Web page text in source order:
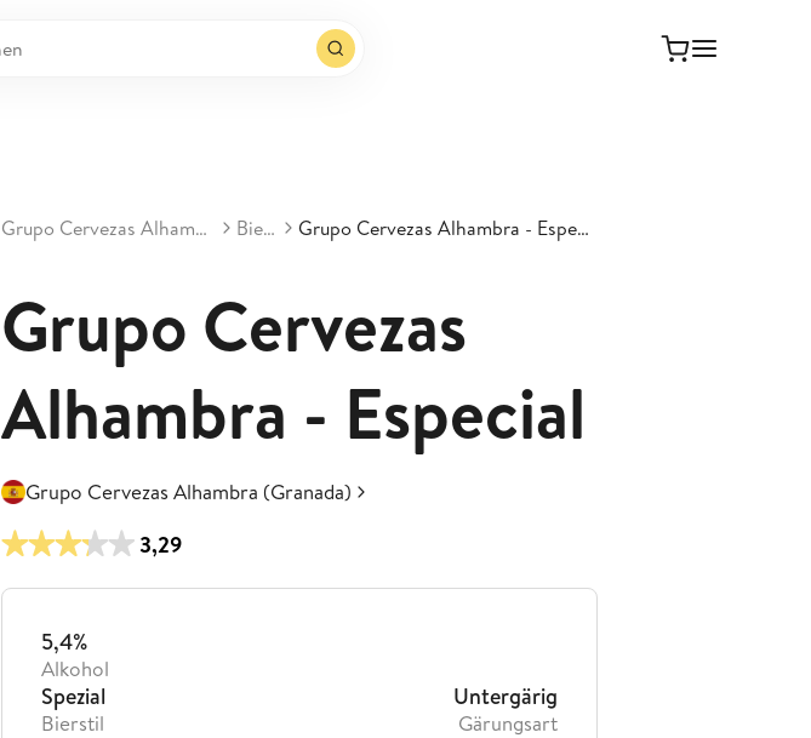
Grupo Cervezas Alhambra Biere Grupo Cervezas Alhambra - Especial
Grupo Cervezas
Alhambra - Especial
Grupo Cervezas Alhambra (Granada)
3,29
5,4%
Alkohol
Spezial
Bierstil
Untergärig
Gärungsart